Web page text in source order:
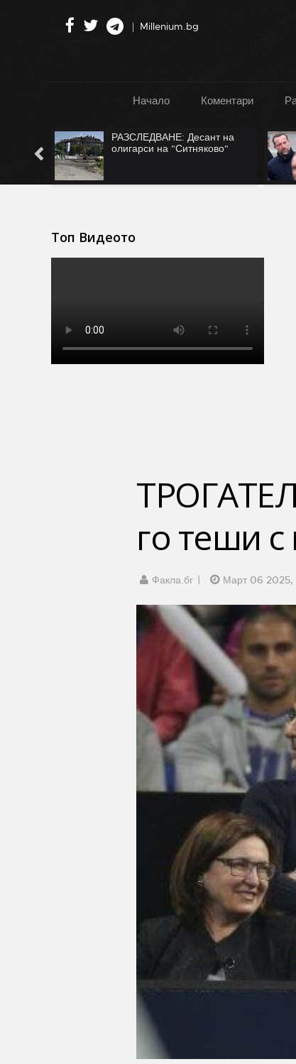
Millenium.bg
Начало Коментари
РАЗСЛЕДВАНЕ: Десант на
олигарси на "Ситняково"
Топ Видеото
го теши
Факла.бг Март 06 2025,